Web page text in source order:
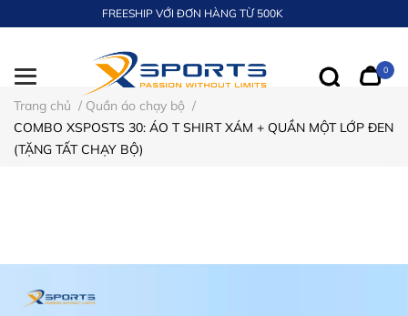
FREESHIP VỚI ĐƠN HÀNG TỪ 500K
0
Trang chủ / Quần áo chạy bộ /
COMBO XSPOSTS 30: ÁO T SHIRT XÁM + QUẦN MỘT LỚP ĐEN
(TẶNG TẤT CHẠY BỘ)